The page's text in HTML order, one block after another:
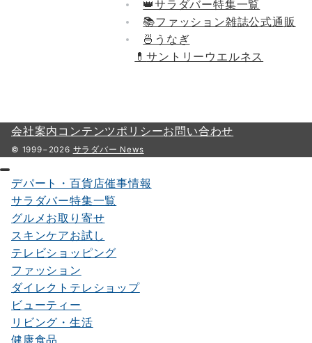
👑サラダバー特集一覧
📚ファッション雑誌公式通販
🍜うなぎ
💊サントリーウエルネス
会社案内 コンテンツポリシーお問い合わせ
© 1999−2026 サラダバー News
デパート・百貨店催事情報
サラダバー特集一覧
グルメお取り寄せ
スキンケアお試し
テレビショッピング
ファッション
ダイレクトテレショップ
ビューティー
リビング・生活
健康食品